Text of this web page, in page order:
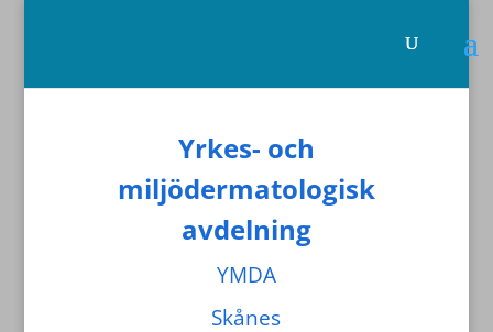
Yrkes- och
miljödermatologisk
avdelning
YMDA
Skånes